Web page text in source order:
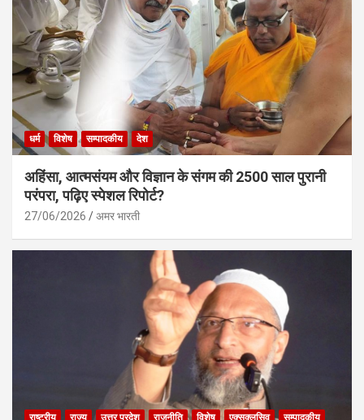
धर्म विशेष सम्पादकीय देश
अहिंसा, आत्मसंयम और विज्ञान के संगम की 2500 साल पुरानी
परंपरा, पढ़िए स्पेशल रिपोर्ट?
27/06/2026 अमर भारती
राष्ट्रीय राज्य उत्तर प्रदेश राजनीति विशेष एक्सक्लूसिव
सम्पादकीय